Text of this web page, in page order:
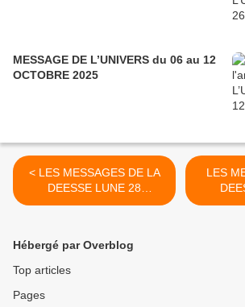
MESSAGE DE L’UNIVERS du 06 au 12
OCTOBRE 2025
< LES MESSAGES DE LA
DEESSE LUNE 28
SEPTEMBRE 2020
LES
Hébergé par Overblog
Top articles
Pages